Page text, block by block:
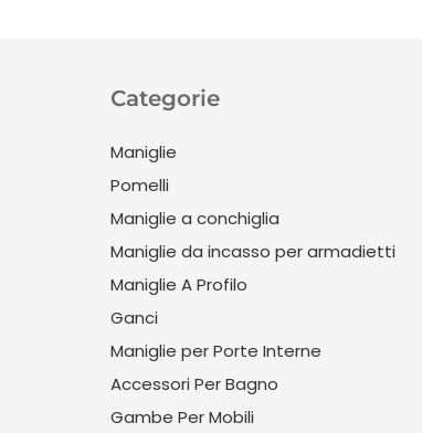
Categorie
Maniglie
Pomelli
Maniglie a conchiglia
Maniglie da incasso per armadietti
Maniglie A Profilo
Ganci
Maniglie per Porte Interne
Accessori Per Bagno
Gambe Per Mobili